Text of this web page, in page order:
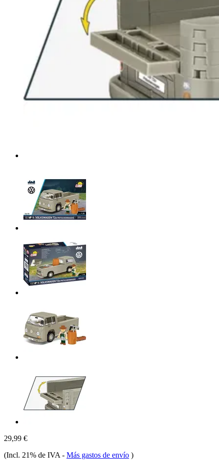
29,99 €
(Incl. 21% de IVA - Más gastos de envío )